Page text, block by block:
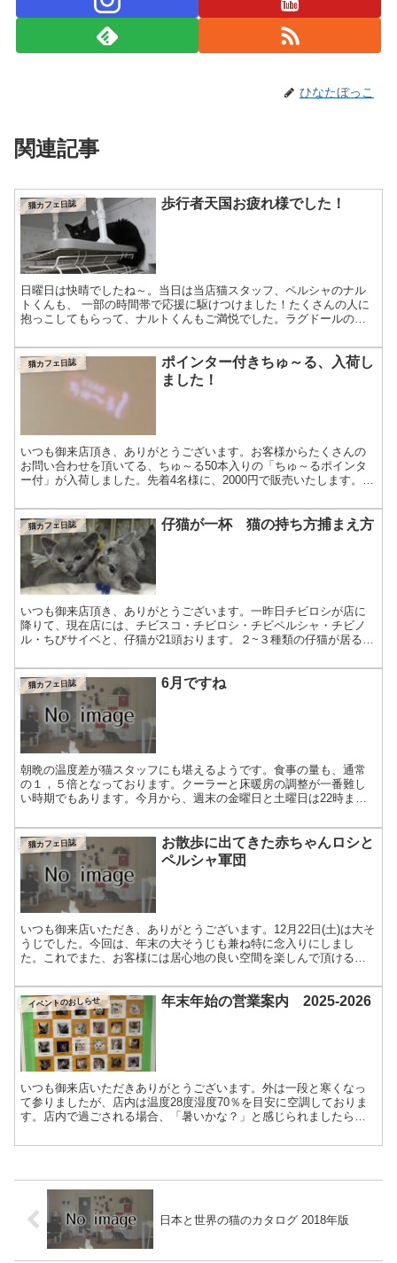
ひなたぼっこ
関連記事
猫カフェ日誌 歩行者天国お疲れ様でした！
日曜日は快晴でしたね～。当日は当店猫スタッフ、ペルシャのナル
トくんも、 一部の時間帯で応援に駆けつけました！たくさんの人に
抱っこしてもらって、ナルトくんもご満悦でした。ラグドールのセ
猫カフェ日誌
ポインター付きちゅ～る、入荷し
ました！
いつも御来店頂き、ありがとうございます。お客様からたくさんの
お問い合わせを頂いてる、ちゅ～る50本入りの「ちゅ～るポインタ
ー付」が入荷しました。先着4名様に、2000円で販売いたします。ご
猫カフェ日誌 仔猫が一杯 猫の持ち方捕まえ方
いつも御来店頂き、ありがとうございます。一昨日チビロシが店に
降りて、現在店には、チビスコ・チビロシ・チビペルシャ・チビノ
ル・ちびサイベと、仔猫が21頭おります。２~３種類の仔猫が居る事
猫カフェ日誌 6月ですね
朝晩の温度差が猫スタッフにも堪えるようです。食事の量も、通常
の１，５倍となっております。クーラーと床暖房の調整が一番難し
い時期でもあります。今月から、週末の金曜日と土曜日は22時まで
猫カフェ日誌
お散歩に出てきた赤ちゃんロシと
ペルシャ軍団
いつも御来店いただき、ありがとうございます。12月22日(土)は大そ
うじでした。今回は、年末の大そうじも兼ね特に念入りにしまし
た。これでまた、お客様には居心地の良い空間を楽しんで頂けると
イベントのおしらせ 年末年始の営業案内 2025-2026
いつも御来店いただきありがとうございます。外は一段と寒くなっ
て参りましたが、店内は温度28度湿度70％を目安に空調しておりま
す。店内で過ごされる場合、「暑いかな？」と感じられましたら、
日本と世界の猫のカタログ 2018年版